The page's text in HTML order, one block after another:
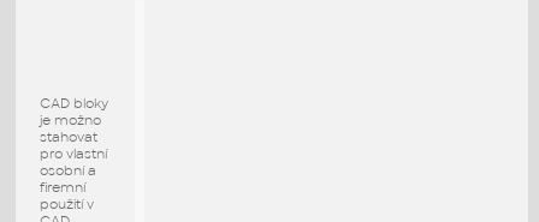
CAD bloky
je možno
stahovat
pro vlastní
osobní a
firemní
použití v